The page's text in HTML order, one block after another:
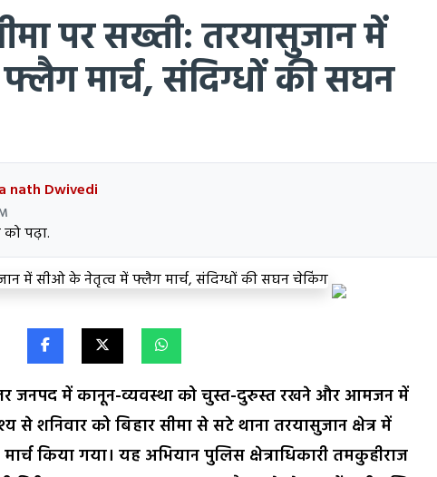
पर सख्ती: तरयासुजान में
मार्च, संदिग्धों की सघन
nath Dwivedi
पढ़ा.
जनपद में कानून-व्यवस्था को चुस्त-दुरुस्त रखने और आमजन में
से शनिवार को बिहार सीमा से सटे थाना तरयासुजान क्षेत्र में
किया गया। यह अभियान पुलिस क्षेत्राधिकारी तमकुहीराज